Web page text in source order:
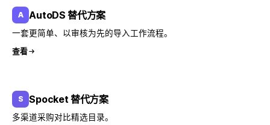
A AutoDS 替代方案
一套更简单、以审核为先的导入工作流程。
查看
S Spocket 替代方案
多渠道采购对比精选目录。